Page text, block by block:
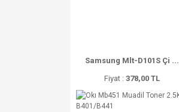
Samsung Mlt-D101S Çi ...
Fiyat : 378,00 TL